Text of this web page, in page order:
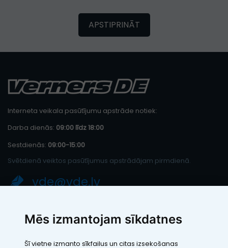
Mēs izmantojam sīkdatnes
Šī vietne izmanto sīkfailus un citas izsekošanas
APSTIPRINĀT
Interneta veikala pasūtījumu apstrāde notiek:
Darba dienās: 09:00 līdz 18:00
Sestdienās: 09:00-15:00
Svētdienā veiktos pasūtījumus apstrādājam pirmdienā.
vde@vde.lv
SIA "LEIC TH"
Reģ. Nr.: 40103394280
Juridiskā adrese: Rāmuļu iela 33, Rīga, LV-1005